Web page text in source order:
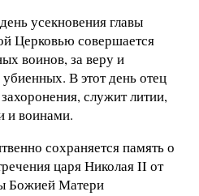
усекновения главы
Церковью совершается
воинов, за веру и
В этот день отец
служит литии,
и воинами.
сохраняется память о
царя Николая II от
Божией Матери